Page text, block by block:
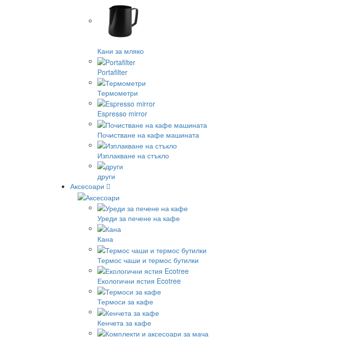
Кани за мляко
Portafilter
Термометри
Espresso mirror
Почистване на кафе машината
Изплакване на стъкло
други
Аксесоари
Уреди за печене на кафе
Кана
Термос чаши и термос бутилки
Екологични ястия Ecotree
Термоси за кафе
Кенчета за кафе